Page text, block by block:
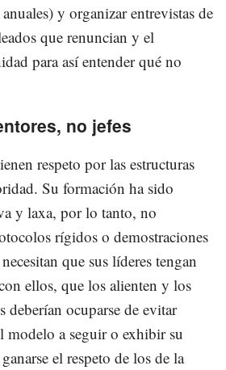
y organizar entrevistas de
que renuncian y el
para así entender qué no
no jefes
respeto por las estructuras
Su formación ha sido
y laxa, por lo tanto, no
rígidos o demostraciones
que sus líderes tengan
ellos, que los alienten y los
ocuparse de evitar
modelo a seguir o exhibir su
el respeto de los de la